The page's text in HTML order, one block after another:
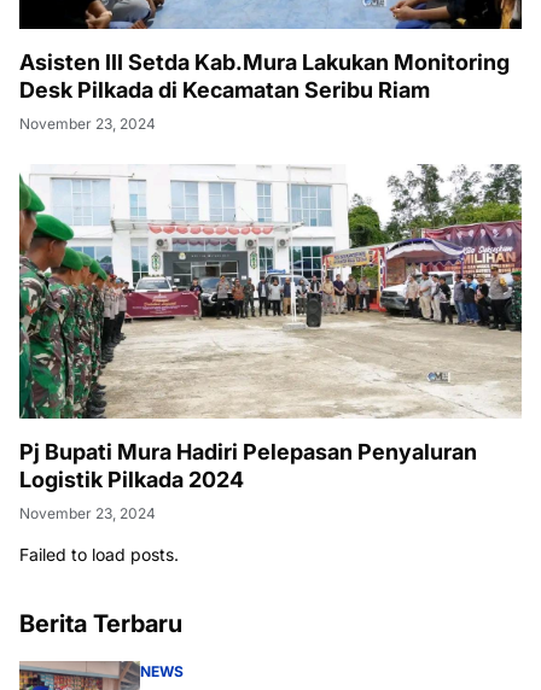
Asisten III Setda Kab.Mura Lakukan Monitoring
Desk Pilkada di Kecamatan Seribu Riam
November 23, 2024
Pj Bupati Mura Hadiri Pelepasan Penyaluran
Logistik Pilkada 2024
November 23, 2024
Failed to load posts.
Berita Terbaru
NEWS